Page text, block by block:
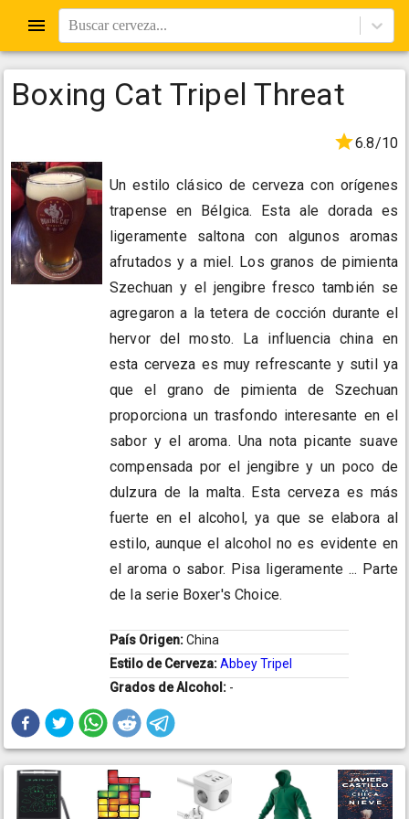
Buscar cerveza...
Boxing Cat Tripel Threat
6.8/10
Un estilo clásico de cerveza con orígenes
trapense en Bélgica. Esta ale dorada es
ligeramente saltona con algunos aromas
afrutados y a miel. Los granos de pimienta
Szechuan y el jengibre fresco también se
agregaron a la tetera de cocción durante el
hervor del mosto. La influencia china en
esta cerveza es muy refrescante y sutil ya
que el grano de pimienta de Szechuan
proporciona un trasfondo interesante en el
sabor y el aroma. Una nota picante suave
compensada por el jengibre y un poco de
dulzura de la malta. Esta cerveza es más
fuerte en el alcohol, ya que se elabora al
estilo, aunque el alcohol no es evidente en
el aroma o sabor. Pisa ligeramente ... Parte
de la serie Boxer's Choice.
País Origen:China
Estilo de Cerveza:Abbey Tripel
Grados de Alcohol: -